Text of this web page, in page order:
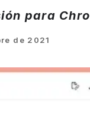
para
de 2021